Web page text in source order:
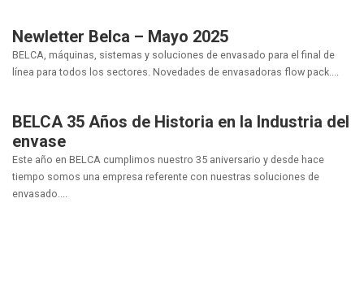
Newletter Belca – Mayo 2025
BELCA, máquinas, sistemas y soluciones de envasado para el final de
línea para todos los sectores. Novedades de envasadoras flow pack....
BELCA 35 Años de Historia en la Industria del
envase
Este año en BELCA cumplimos nuestro 35 aniversario y desde hace
tiempo somos una empresa referente con nuestras soluciones de
envasado....